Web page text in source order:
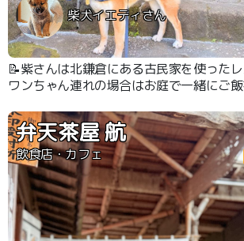
柴犬イエティさん
📝紫さんは北鎌倉にある古民家を使った
ワンちゃん連れの場合はお庭で一緒にご
です🍛👍✨
弁天茶屋 航
飲食店・カフェ